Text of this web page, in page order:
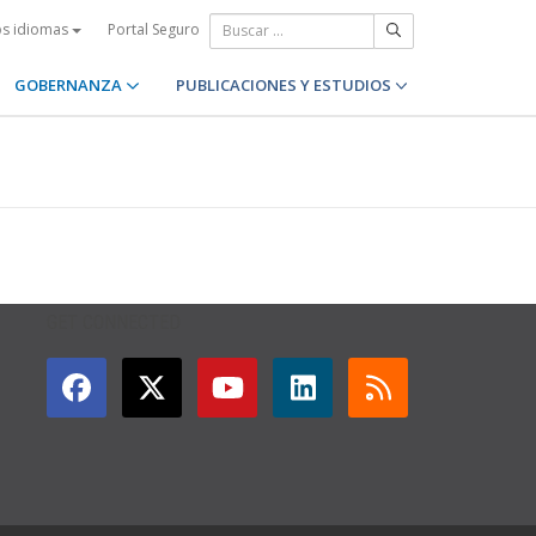
idiomas Portal Seguro
GOBERNANZA PUBLICACIONES Y ESTUDIOS